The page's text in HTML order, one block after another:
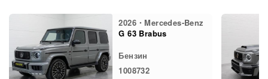
2026・Mercedes-Benz
G 63 Brabus
Бензин
1008732